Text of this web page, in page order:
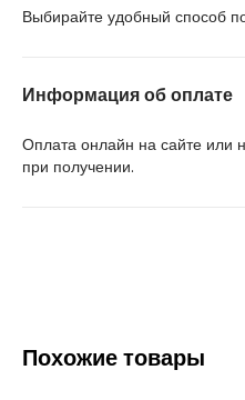
Выбирайте удобный способ
Информация об оплате
Оплата онлайн на сайте или
при получении.
Похожие товары